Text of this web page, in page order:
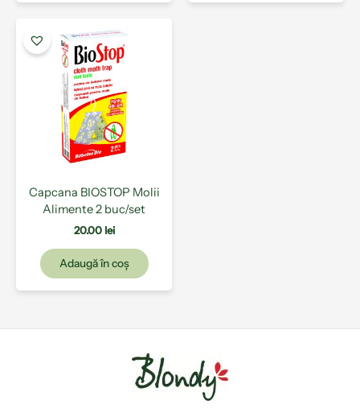
Capcana BIOSTOP Molii
Alimente 2 buc/set
20.00 lei
Adaugă în coș